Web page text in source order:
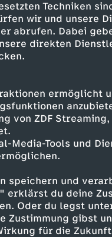
Techniken
wir und unsere
abrufen. Dabei
direkten
ermöglicht
von ZDF Streaming,
Media-Tools und
speichern und
du deine
Oder du legst
Zustimmung gibst
für die
Uhr